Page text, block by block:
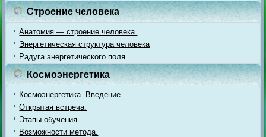
Строение человека
Анатомия — строение человека.
Энергетическая структура человека
Радуга энергетического поля
Космоэнергетика
Космоэнергетика. Введение.
Открытая встреча.
Этапы обучения.
Возможности метода.